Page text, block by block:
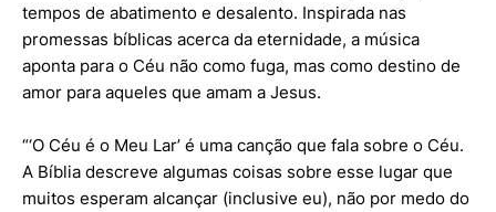
tempos de abatimento e desalento. Inspirada nas
promessas bíblicas acerca da eternidade, a música
aponta para o Céu não como fuga, mas como destino de
amor para aqueles que amam a Jesus.
“‘O Céu é o Meu Lar’ é uma canção que fala sobre o Céu.
A Bíblia descreve algumas coisas sobre esse lugar que
muitos esperam alcançar (inclusive eu), não por medo do